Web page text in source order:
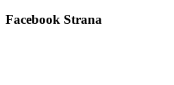
Facebook Strana